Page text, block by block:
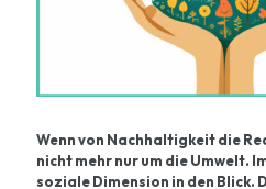
Wenn von Nachhaltigkeit die
nicht mehr nur um die Umwelt.
soziale Dimension in den Blick.